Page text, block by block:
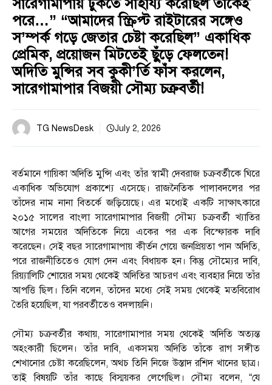
সারেগামাপায় ঢুকতে সাহায্য করেছিল তাকেই
পরে…” “আমাদের স্ক্রিপ্ট রাইটারের সঙ্গেও
স’ম্পর্ক গড়ে জেতার চেষ্টা করেছিল” একাধিক
প্রেমিক, প্রয়োজন মিটতেই ছুঁড়ে ফেলতেন!
অদিতি মুন্সির সব কুকী’র্তি ফাঁস করলেন,
সারেগামাপার বিজয়ী সৌম্য চক্রবর্তী!
TG NewsDesk July 2, 2026
বর্তমানে গায়িকা অদিতি মুন্সি এবং তাঁর স্বামী দেবরাজ চক্রবর্তীকে ঘিরে
একাধিক অভিযোগ প্রকাশ্যে এসেছে। রাজনৈতিক পালাবদলের পর
তাঁদের নাম নানা বিতর্কে জড়িয়েছে। এর মধ্যেই একটি সাক্ষাৎকারে
২০১৫ সালের বাংলা সারেগামাপার বিজয়ী সৌম্য চক্রবর্তী খ্যাতির
আগের সময়ের অদিতিকে নিয়ে একের পর এক বিস্ফোরক দাবি
করেছেন। সেই বছর সারেগামাপায় কীর্তন গেয়ে জনপ্রিয়তা পান অদিতি,
পরে রাজনীতিতেও যোগ দেন এবং বিধায়ক হন। কিন্তু সৌম্যের দাবি,
রিয়্যালিটি শোয়ের সময় থেকেই অদিতির আচরণ এবং ব্যবহার নিয়ে তাঁর
আপত্তি ছিল। তিনি বলেন, তাঁদের মধ্যে সেই সময় থেকেই মতবিরোধ
তৈরি হয়েছিল, যা পরবর্তীতেও বদলায়নি।
সৌম্য চক্রবর্তীর কথায়, সারেগামাপার সময় থেকেই অদিতি অত্যন্ত
অহংকারী ছিলেন। তাঁর দাবি, একসময় অদিতি তাঁকে রাগ সঙ্গীত
শেখানোর চেষ্টা করেছিলেন, অথচ তিনি নিজে উস্তাদ রশিদ খানের ছাত্র।
তাই বিষয়টি তাঁর কাছে বিস্ময়কর লেগেছিল। সৌম্য বলেন, “যে